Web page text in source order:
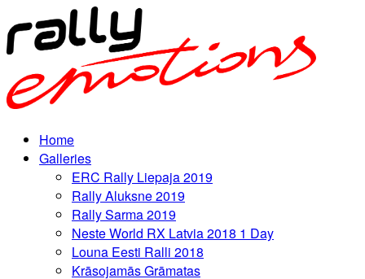
Home
Galleries
ERC Rally Liepaja 2019
Rally Aluksne 2019
Rally Sarma 2019
Neste World RX Latvia 2018 1 Day
Louna Eesti Ralli 2018
Krāsojamās Grāmatas